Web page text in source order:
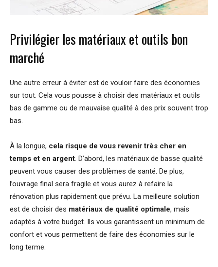
Privilégier les matériaux et outils bon
marché
Une autre erreur à éviter est de vouloir faire des économies
sur tout. Cela vous pousse à choisir des matériaux et outils
bas de gamme ou de mauvaise qualité à des prix souvent trop
bas.
À la longue, cela risque de vous revenir très cher en
temps et en argent. D’abord, les matériaux de basse qualité
peuvent vous causer des problèmes de santé. De plus,
l’ouvrage final sera fragile et vous aurez à refaire la
rénovation plus rapidement que prévu. La meilleure solution
est de choisir des matériaux de qualité optimale, mais
adaptés à votre budget. Ils vous garantissent un minimum de
confort et vous permettent de faire des économies sur le
long terme.